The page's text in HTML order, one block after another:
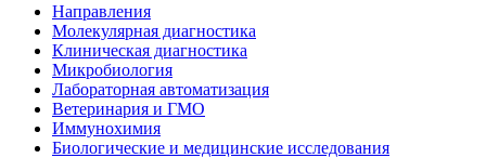
Направления
Молекулярная диагностика
Клиническая диагностика
Микробиология
Лабораторная автоматизация
Ветеринария и ГМО
Иммунохимия
Биологические и медицинские исследования